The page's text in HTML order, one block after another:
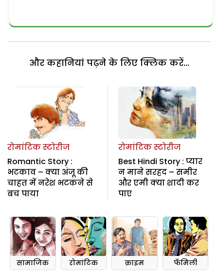
और कहानियां पढ़ने के लिए क्लिक करें...
रोमांटिक स्टोरीज
Romantic Story :
भटकाव – क्या अंजू की
चाहत में नरेश भटकने से
बच पाया
रोमांटिक स्टोरीज
Best Hindi Story : प्यार
न माने सरहद – समीर
और एमी क्या शादी कर
पाए
सामाजिक रोमांटिक क्राइम फॅमिली